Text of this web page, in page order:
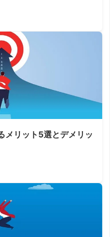
メリット5選とデメリッ